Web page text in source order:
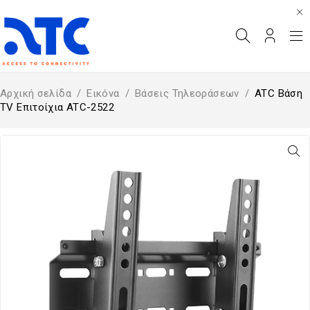
Αρχική σελίδα / Εικόνα / Βάσεις Τηλεοράσεων / ATC Βάση
TV Επιτοίχια ATC-2522